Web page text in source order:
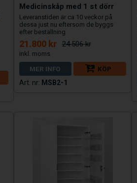
Medicinskåp med 1 st dörr
Leveranstiden är ca 10 veckor på
dessa just nu eftersom de byggs
efter beställning
21.800 kr 24.506 kr
MER INFO
KÖP
MSB2-1